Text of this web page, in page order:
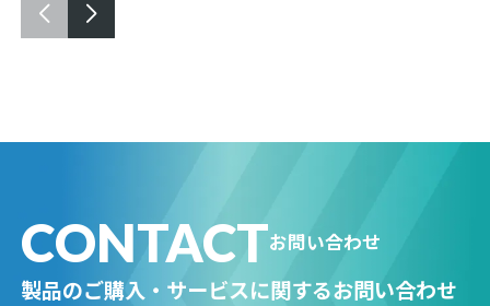
CONTACTお問い合わせ
製品のご購入・サービスに関するお問い合わせ